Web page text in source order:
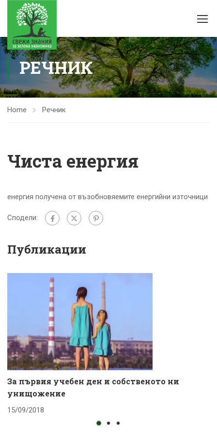
РЕЧНИК
Home Речник
Чиста енергия
енергия получена от възобновяемите енергийни източници
Сподели:
Публикации
За първия учебен ден и собственото ни
унищожение
15/09/2018